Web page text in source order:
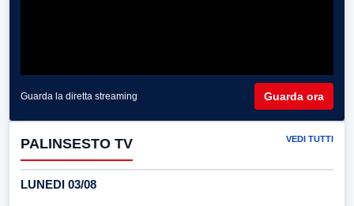
Guarda la diretta streaming Guarda ora
PALINSESTO TV VEDI TUTTI
LUNEDI 03/08